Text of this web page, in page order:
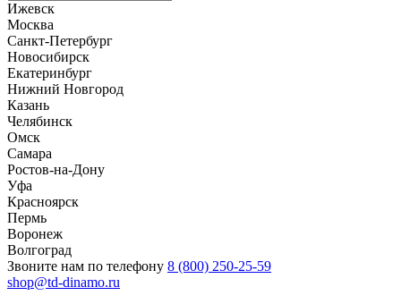
Ижевск
Москва
Санкт-Петербург
Новосибирск
Екатеринбург
Нижний Новгород
Казань
Челябинск
Омск
Самара
Ростов-на-Дону
Уфа
Красноярск
Пермь
Воронеж
Волгоград
Звоните нам по телефону 8 (800) 250-25-59
shop@td-dinamo.ru